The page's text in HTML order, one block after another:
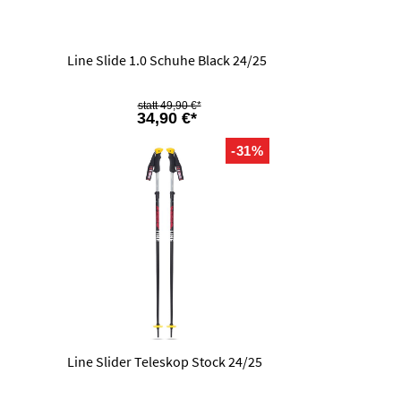
Line Slide 1.0 Schuhe Black 24/25
34,90 €*
49,90 €*
-31%
Line Slider Teleskop Stock 24/25